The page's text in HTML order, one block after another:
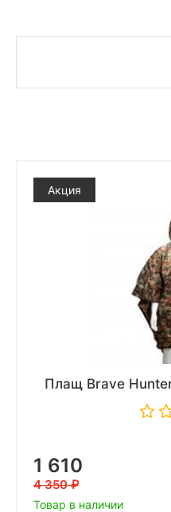
Акция
Плащ Brave
1 610
4 350
Товар в наличии